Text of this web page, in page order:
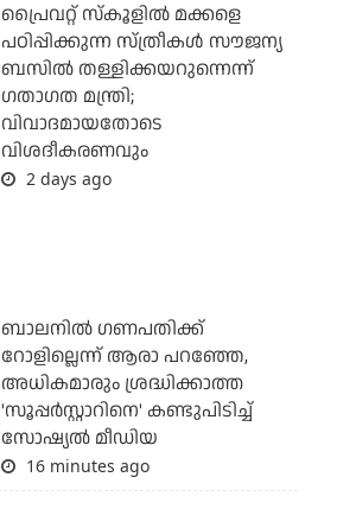
പ്രൈവറ്റ് സ്‌കൂളില്‍ മക്കളെ
പഠിപ്പിക്കുന്ന സ്ത്രീകള്‍ സൗജന്യ
ബസില്‍ തള്ളിക്കയറുന്നെന്ന്
ഗതാഗത മന്ത്രി;
വിവാദമായതോടെ
വിശദീകരണവും
2 days ago
ബാലനില്‍ ഗണപതിക്ക്
റോളില്ലെന്ന് ആരാ പറഞ്ഞേ,
അധികമാരും ശ്രദ്ധിക്കാത്ത
'സൂപ്പര്‍സ്റ്റാറിനെ' കണ്ടുപിടിച്ച്
സോഷ്യല്‍ മീഡിയ
16 minutes ago